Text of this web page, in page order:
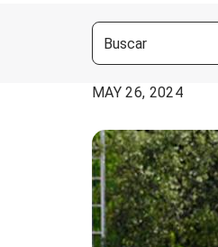
FECHA:
MAY 26, 2024